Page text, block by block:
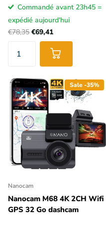
Commandé avant 23h45 =
expédié aujourd'hui
€78,35 €69,41
Sale -35%
Nanocam
Nanocam M68 4K 2CH Wifi
GPS 32 Go dashcam